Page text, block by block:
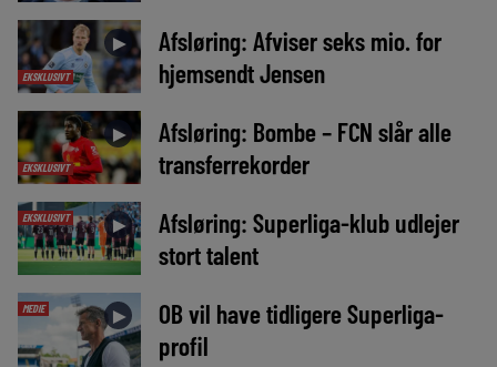
EKSKLUSIVT
►
Afsløring: Afviser seks mio. for
hjemsendt Jensen
EKSKLUSIVT
►
Afsløring: Bombe – FCN slår alle
transferrekorder
EKSKLUSIVT ►
Afsløring: Superliga-klub udlejer
stort talent
MEDIE ►
OB vil have tidligere Superliga-
profil